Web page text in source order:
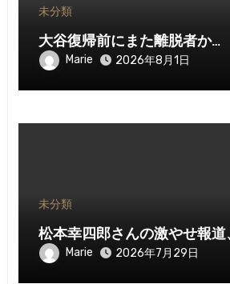
未分類
大谷復帰前にまた離脱者か…
Marie 2026年8月1日
未分類
松本幸四郎さんの激やせ報
Marie 2026年7月29日